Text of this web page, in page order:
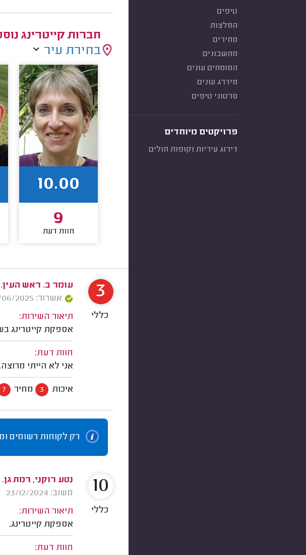
טיפים
המלצות
מחירים
מחשבונים
המומחים עונים
מידרג עונים
סרטוני טיפים
פרויקטים מיוחדים
דירוג עיריות וקופות חולים
חברות קייטרינג
בחירת עיר
10.00
9
חוות דעת
עומר ב. ראש העין.
אשרור: 27/06/2025
תיאור השירות:
אספקת קייטרינג
חוות דעת:
אני לא הייתי
איכות 3 מחיר 7
3
כללי
רק לקוחות רשומים
נטע רוקני, רמת גן.
משוב: 23/12/2024
תיאור השירות:
אספקת קייטרינג.
חוות דעת:
10
כללי